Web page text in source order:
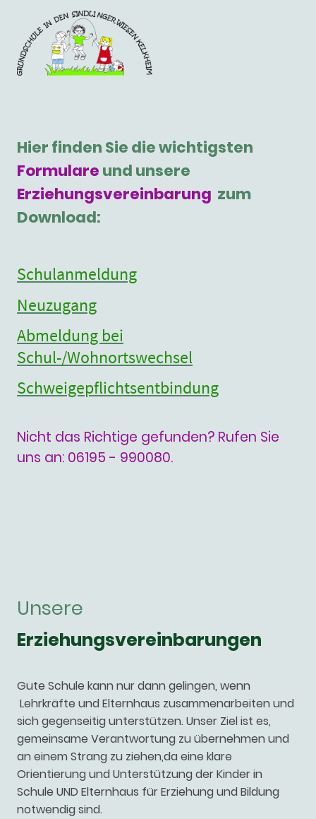
Hier finden Sie die wichtigsten
Formulareund unsere
Erziehungsvereinbarung zum
Download:
Schulanmeldung
Neuzugang
Abmeldung bei
Schul-/Wohnortswechsel
Schweigepflichtsentbindung
Nicht das Richtige gefunden? Rufen Sie
uns an: 06195 - 990080.
Unsere
Erziehungsvereinbarungen
Gute Schule kann nur dann gelingen, wenn
Lehrkräfte und Elternhaus zusammenarbeiten und
sich gegenseitig unterstützen. Unser Ziel ist es,
gemeinsame Verantwortung zu übernehmen und
an einem Strang zu ziehen,da eine klare
Orientierung und Unterstützung der Kinder in
Schule UND Elternhaus für Erziehung und Bildung
notwendig sind.